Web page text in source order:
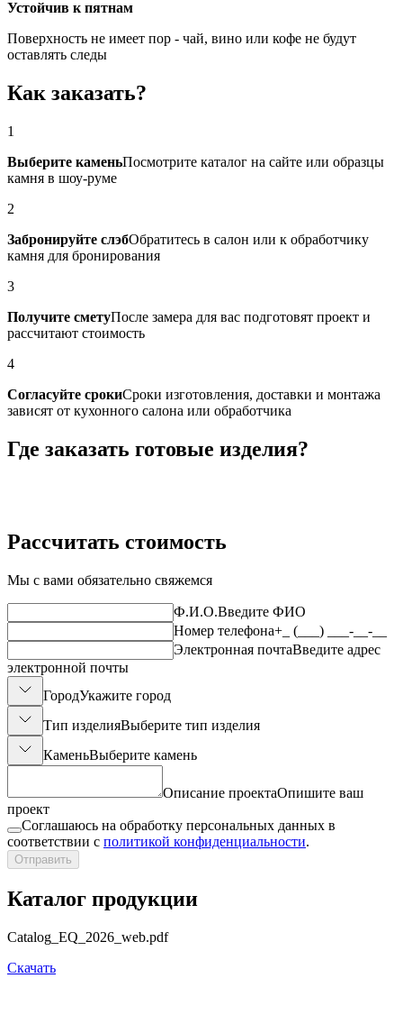
Устойчив к пятнам
Поверхность не имеет пор - чай, вино или кофе не будут
оставлять следы
Как заказать?
1
Выберите каменьПосмотрите каталог на сайте или образцы
камня в шоу-руме
2
Забронируйте слэбОбратитесь в салон или к обработчику
камня для бронирования
3
Получите сметуПосле замера для вас подготовят проект и
рассчитают стоимость
4
Согласуйте срокиСроки изготовления, доставки и монтажа
зависят от кухонного салона или обработчика
Где заказать готовые изделия?
Рассчитать стоимость
Мы с вами обязательно свяжемся
Ф.И.О.Введите ФИО
Номер телефона+_ (___) ___-__-__
Электронная почтаВведите адрес
электронной почты
ГородУкажите город
Тип изделияВыберите тип изделия
КаменьВыберите камень
Описание проектаОпишите ваш
проект
Соглашаюсь на обработку персональных данных в
соответствии с политикой конфиденциальности.
Отправить
Каталог продукции
Catalog_EQ_2026_web.pdf
Скачать